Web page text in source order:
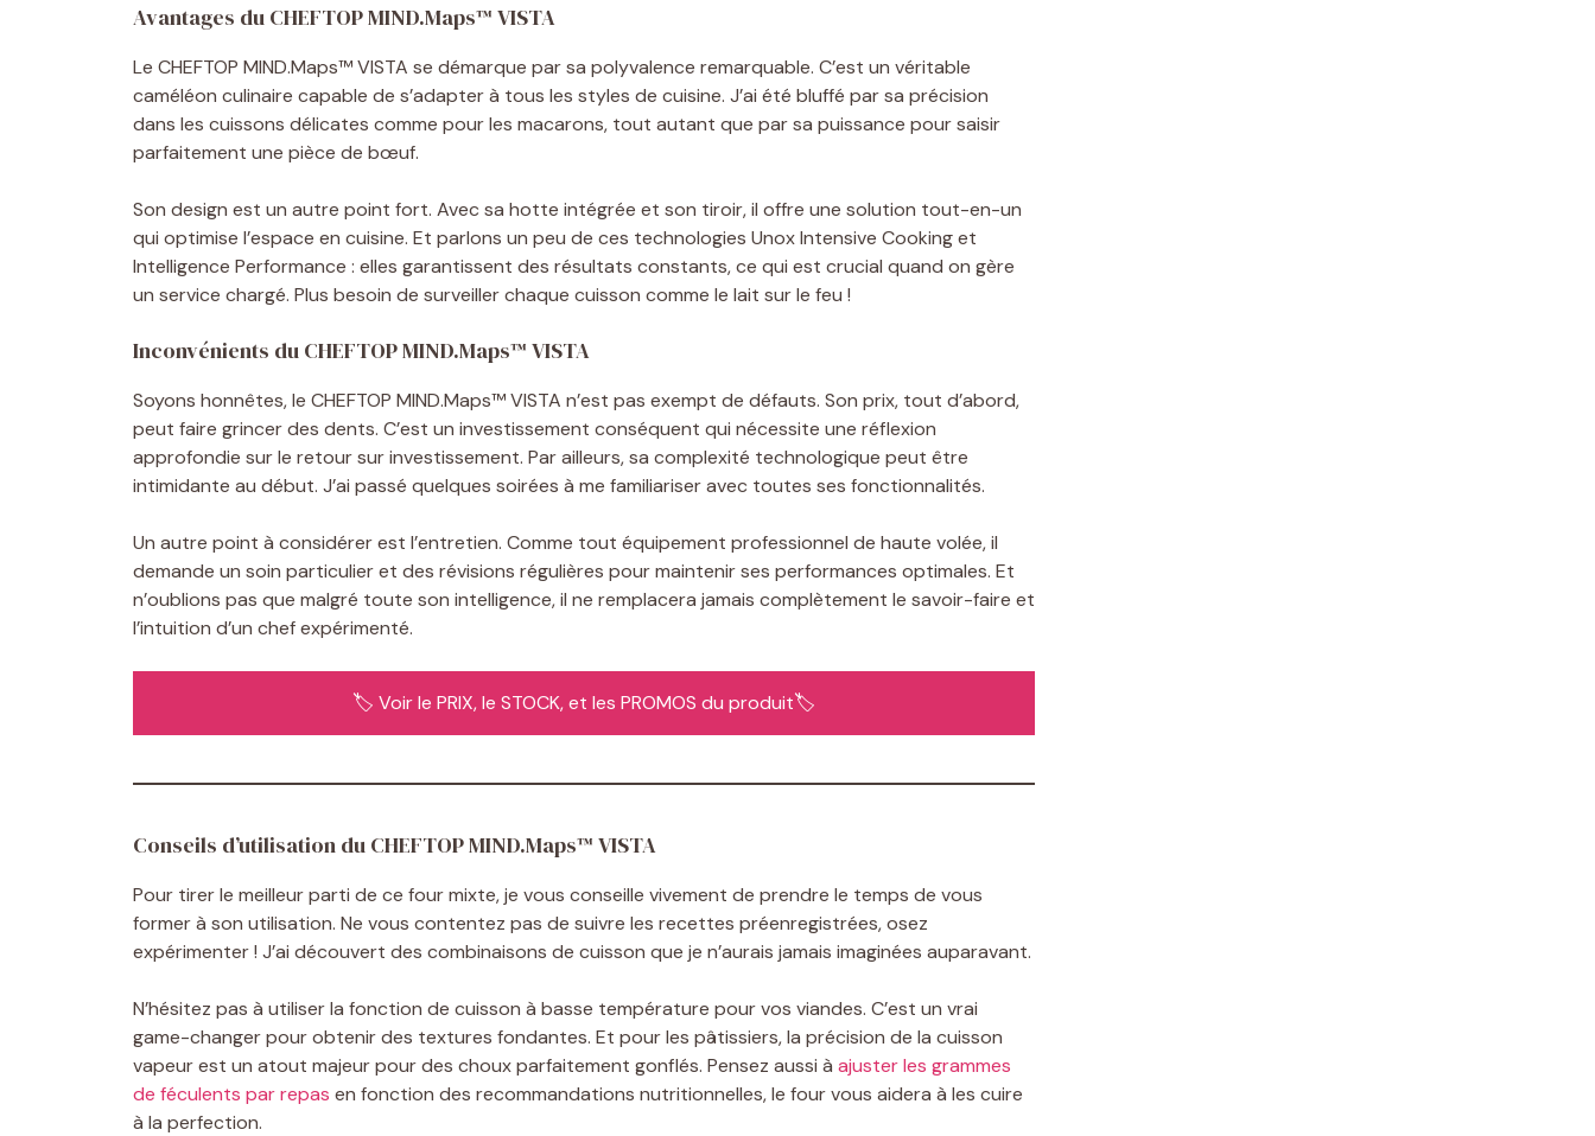
Avantages du CHEFTOP MIND.Maps™ VISTA
Le CHEFTOP MIND.Maps™ VISTA se démarque par sa polyvalence remarquable. C’est un véritable
caméléon culinaire capable de s’adapter à tous les styles de cuisine. J’ai été bluffé par sa précision
dans les cuissons délicates comme pour les macarons, tout autant que par sa puissance pour saisir
parfaitement une pièce de bœuf.
Son design est un autre point fort. Avec sa hotte intégrée et son tiroir, il offre une solution tout-en-un
qui optimise l’espace en cuisine. Et parlons un peu de ces technologies Unox Intensive Cooking et
Intelligence Performance : elles garantissent des résultats constants, ce qui est crucial quand on gère
un service chargé. Plus besoin de surveiller chaque cuisson comme le lait sur le feu !
Inconvénients du CHEFTOP MIND.Maps™ VISTA
Soyons honnêtes, le CHEFTOP MIND.Maps™ VISTA n’est pas exempt de défauts. Son prix, tout d’abord,
peut faire grincer des dents. C’est un investissement conséquent qui nécessite une réflexion
approfondie sur le retour sur investissement. Par ailleurs, sa complexité technologique peut être
intimidante au début. J’ai passé quelques soirées à me familiariser avec toutes ses fonctionnalités.
Un autre point à considérer est l’entretien. Comme tout équipement professionnel de haute volée, il
demande un soin particulier et des révisions régulières pour maintenir ses performances optimales. Et
n’oublions pas que malgré toute son intelligence, il ne remplacera jamais complètement le savoir-faire et
l’intuition d’un chef expérimenté.
🏷️ Voir le PRIX, le STOCK, et les PROMOS du produit🏷️
Conseils d’utilisation du CHEFTOP MIND.Maps™ VISTA
Pour tirer le meilleur parti de ce four mixte, je vous conseille vivement de prendre le temps de vous
former à son utilisation. Ne vous contentez pas de suivre les recettes préenregistrées, osez
expérimenter ! J’ai découvert des combinaisons de cuisson que je n’aurais jamais imaginées auparavant.
N’hésitez pas à utiliser la fonction de cuisson à basse température pour vos viandes. C’est un vrai
game-changer pour obtenir des textures fondantes. Et pour les pâtissiers, la précision de la cuisson
vapeur est un atout majeur pour des choux parfaitement gonflés. Pensez aussi à ajuster les grammes
de féculents par repas en fonction des recommandations nutritionnelles, le four vous aidera à les cuire
à la perfection.